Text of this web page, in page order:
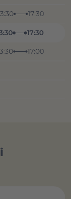
17:30
17:30
17:00